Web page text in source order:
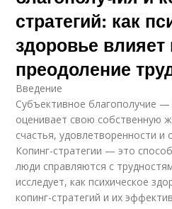
стратегий: как
здоровье влияет
преодоление
Введение
Субъективное благополучие —
оценивает свою собственную
счастья, удовлетворенности и
Копинг-стратегии — это
люди справляются с
исследует, как психическое
копинг-стратегий и их